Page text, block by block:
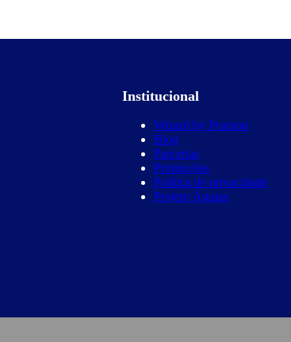
Institucional
Wizard by Pearson
Blog
Parcerias
Promoções
Política de privacidade
Projeto Águias